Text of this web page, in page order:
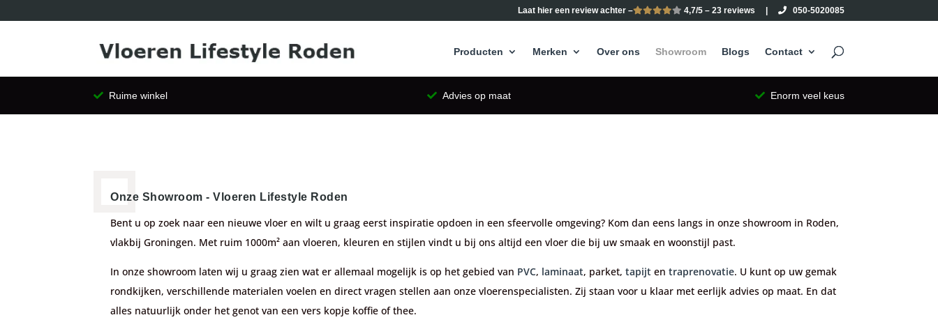
Laat hier een review achter – 4,7/5 – 23 reviews 050-5020085
Producten Merken Over ons Showroom Blogs Contact
Ruime winkel Advies op maat Enorm veel keus
Onze Showroom - Vloeren Lifestyle Roden
Bent u op zoek naar een nieuwe vloer en wilt u graag eerst inspiratie opdoen in een sfeervolle omgeving? Kom dan eens langs in onze showroom in Roden,
vlakbij Groningen. Met ruim 1000m² aan vloeren, kleuren en stijlen vindt u bij ons altijd een vloer die bij uw smaak en woonstijl past.
In onze showroom laten wij u graag zien wat er allemaal mogelijk is op het gebied van PVC, laminaat, parket,tapijt entraprenovatie. U kunt op uw gemak
rondkijken, verschillende materialen voelen en direct vragen stellen aan onze vloerenspecialisten. Zij staan voor u klaar met eerlijk advies op maat. En dat
alles natuurlijk onder het genot van een vers kopje koffie of thee.